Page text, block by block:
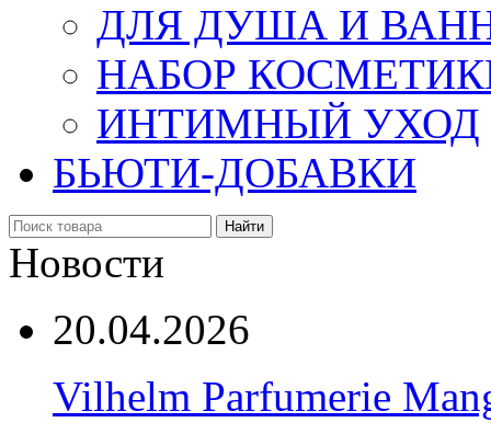
ДЛЯ ДУША И
НАБОР
ИНТИМНЫЙ УХОД
БЬЮТИ-ДОБАВКИ
Найти
Новости
20.04.2026
Vilhelm Parfumerie